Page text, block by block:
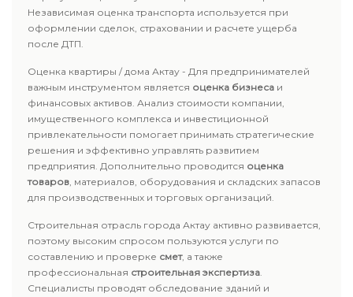
Независимая оценка транспорта используется при
оформлении сделок, страховании и расчете ущерба
после ДТП.
Оценка квартиры / дома Актау - Для предпринимателей
важным инструментом является оценка бизнеса и
финансовых активов. Анализ стоимости компании,
имущественного комплекса и инвестиционной
привлекательности помогает принимать стратегические
решения и эффективно управлять развитием
предприятия. Дополнительно проводится оценка
товаров, материалов, оборудования и складских запасов
для производственных и торговых организаций.
Строительная отрасль города Актау активно развивается,
поэтому высоким спросом пользуются услуги по
составлению и проверке смет, а также
профессиональная строительная экспертиза.
Специалисты проводят обследование зданий и